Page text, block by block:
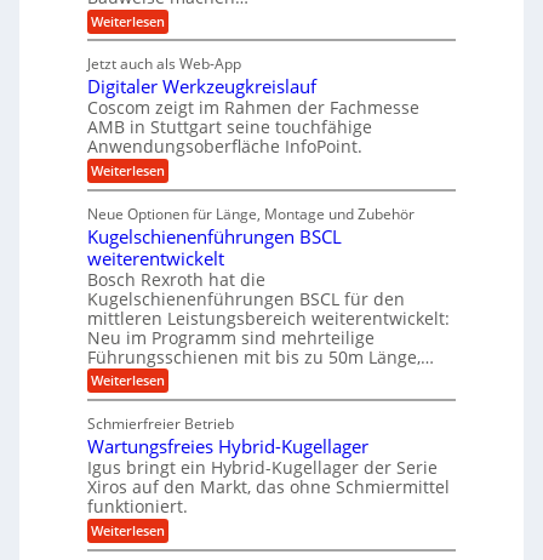
e
b
e
f
ü
r
r
a
e
U
m
g
e
b
u
n
e
n
r
a
g
s
e
i
n
g
a
n
g
I
w
i
c
h
t
i
g
e
r
a
l
M
a
s
c
h
i
n
e
n
g
e
t
r
i
e
b
e
f
ü
r
r
ä
z
i
s
e
H
u
b
b
e
w
e
g
u
n
g
e
n
Weiterlesen:
P
ä
z
i
s
i
o
n
f
r
A
u
t
o
m
o
t
i
v
e
n
d
M
a
s
c
h
i
Jetzt auch als Web-App
Digitaler Werkzeugkreislauf
Coscom zeigt im Rahmen der Fachmesse
AMB in Stuttgart seine touchfähige
Anwendungsoberfläche InfoPoint.
Weiterlesen:
D
g
i
t
a
l
e
r
W
e
r
k
z
e
u
g
k
r
e
i
s
Neue Optionen für Länge, Montage und Zubehör
Kugelschienenführungen BSCL
weiterentwickelt
Bosch Rexroth hat die
Kugelschienenführungen BSCL für den
mittleren Leistungsbereich weiterentwickelt:
Neu im Programm sind mehrteilige
Führungsschienen mit bis zu 50m Länge,…
Weiterlesen:
K
g
e
l
s
c
h
i
e
Schmierfreier Betrieb
Wartungsfreies Hybrid-Kugellager
Igus bringt ein Hybrid-Kugellager der Serie
Xiros auf den Markt, das ohne Schmiermittel
funktioniert.
Weiterlesen:
W